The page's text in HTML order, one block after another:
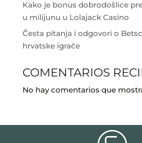
Kako je bonus dobrodošlice
u milijunu u Lolajack Casino
Česta pitanja i odgovori o
hrvatske igrače
COMENTARIOS
No hay comentarios que